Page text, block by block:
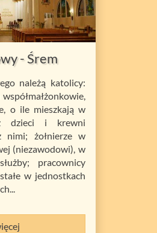
- Śrem
należą katolicy:
o ile mieszkają w
dzieci i krewni
nimi; żołnierze w
(niezawodowi), w
pracownicy
w jednostkach